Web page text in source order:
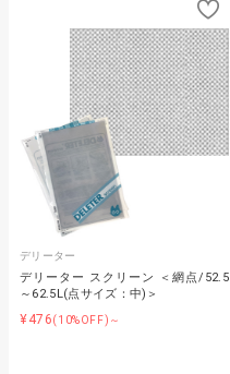
デリーター
デリーター スクリーン ＜網点/52.5
～62.5L(点サイズ：中)＞
¥476(10%OFF)～